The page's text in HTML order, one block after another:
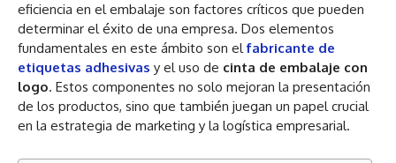
eficiencia en el embalaje son factores críticos que pueden
determinar el éxito de una empresa. Dos elementos
fundamentales en este ámbito son elfabricante de
etiquetas adhesivas y el uso de cinta de embalaje con
logo. Estos componentes no solo mejoran la presentación
de los productos, sino que también juegan un papel crucial
en la estrategia de marketing y la logística empresarial.